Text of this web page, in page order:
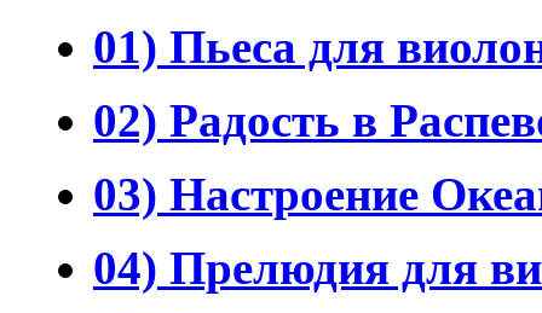
01) Пьеса для
02) Радость в
03) Настроение
04) Прелюдия для